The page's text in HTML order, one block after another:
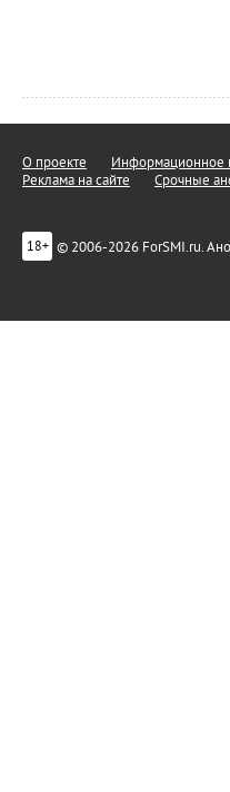
О проекте Информационное
Реклама на сайте
Срочные
18+ © 2006-2026 ForSMI.ru.